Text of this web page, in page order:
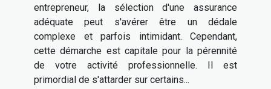
entrepreneur, la sélection d'une assurance
adéquate peut s'avérer être un dédale
complexe et parfois intimidant. Cependant,
cette démarche est capitale pour la pérennité
de votre activité professionnelle. Il est
primordial de s'attarder sur certains...